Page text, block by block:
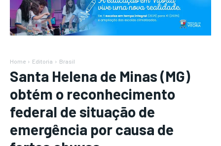
Home Editoria Brasil
Santa Helena de Minas (MG)
obtém o reconhecimento
federal de situação de
emergência por causa de